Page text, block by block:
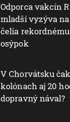
Odporca vakcín
mladší vyzýva
čelia
osýpok
V Chorvátsku
kolónach aj 20
dopravný nával?